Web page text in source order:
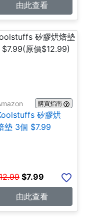
由此查看
購買指南
矽膠烘
墊 3個 $7.99
$7.99
由此查看